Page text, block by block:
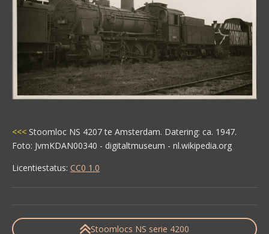
<<< Stoomloc NS 4207 te Amsterdam. Datering: ca. 1947.
Foto: JvmKDAN00340 - digitaltmuseum - nl.wikipedia.org
Licentiestatus: CC0 1.0
Stoomlocs NS serie 4200